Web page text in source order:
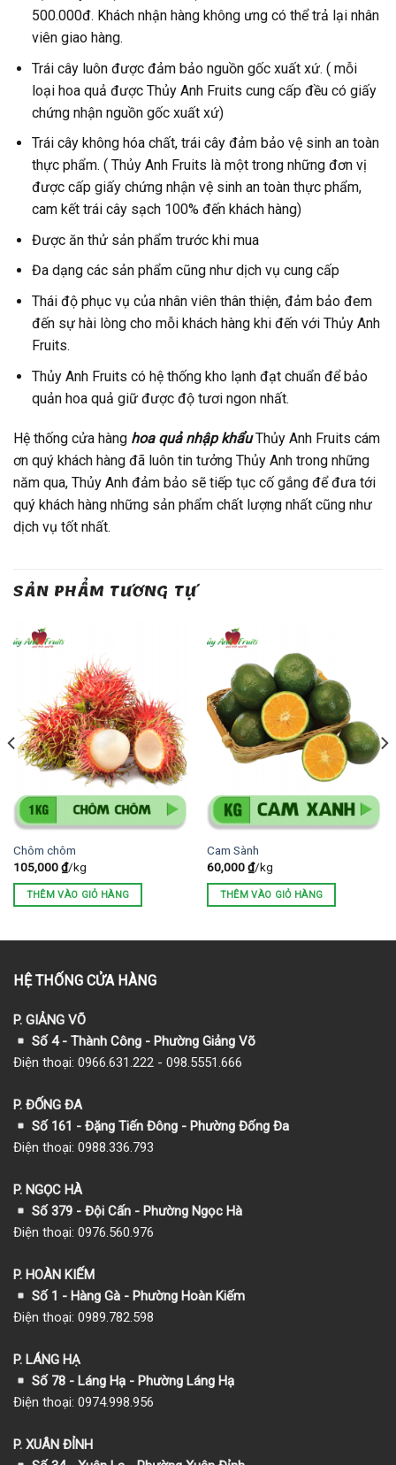
500.000đ. Khách nhận hàng không ưng có thể trả lại nhân
viên giao hàng.
Trái cây luôn được đảm bảo nguồn gốc xuất xứ. ( mỗi
loại hoa quả được Thủy Anh Fruits cung cấp đều có giấy
chứng nhận nguồn gốc xuất xứ)
Trái cây không hóa chất, trái cây đảm bảo vệ sinh an toàn
thực phẩm. ( Thủy Anh Fruits là một trong những đơn vị
được cấp giấy chứng nhận vệ sinh an toàn thực phẩm,
cam kết trái cây sạch 100% đến khách hàng)
Được ăn thử sản phẩm trước khi mua
Đa dạng các sản phẩm cũng như dịch vụ cung cấp
Thái độ phục vụ của nhân viên thân thiện, đảm bảo đem
đến sự hài lòng cho mỗi khách hàng khi đến với Thủy Anh
Fruits.
Thủy Anh Fruits có hệ thống kho lạnh đạt chuẩn để bảo
quản hoa quả giữ được độ tươi ngon nhất.
Hệ thống cửa hàng hoa quả nhập khẩuThủy Anh Fruits cám
ơn quý khách hàng đã luôn tin tưởng Thủy Anh trong những
năm qua, Thủy Anh đảm bảo sẽ tiếp tục cố gắng để đưa tới
quý khách hàng những sản phẩm chất lượng nhất cũng như
dịch vụ tốt nhất.
SẢN PHẨM TƯƠNG TỰ
Chôm chôm
105,000₫/kg
THÊM VÀO GIỎ HÀNG
Cam Sành
60,000₫/kg
THÊM VÀO GIỎ HÀNG
HỆ THỐNG CỬA HÀNG
P. GIẢNG VÕ
Số 4 - Thành Công - Phường Giảng Võ
Điện thoại: 0966.631.222 - 098.5551.666
P. ĐỐNG ĐA
Số 161 - Đặng Tiến Đông - Phường Đống Đa
Điện thoại: 0988.336.793
P. NGỌC HÀ
Số 379 - Đội Cấn - Phường Ngọc Hà
Điện thoại: 0976.560.976
P. HOÀN KIẾM
Số 1 - Hàng Gà - Phường Hoàn Kiếm
Điện thoại: 0989.782.598
P. LÁNG HẠ
Số 78 - Láng Hạ - Phường Láng Hạ
Điện thoại: 0974.998.956
P. XUÂN ĐỈNH